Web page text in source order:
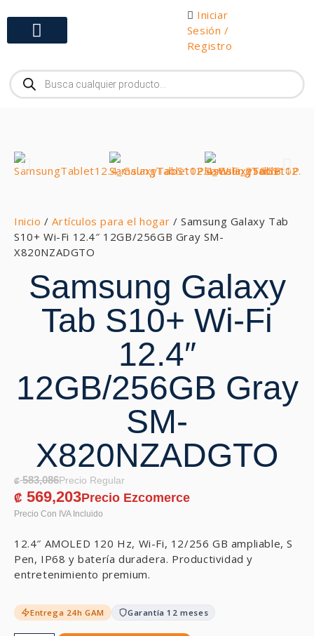
Iniciar
Sesión /
Registro
Inicio /Artículos para el hogar / Samsung Galaxy Tab
S10+ Wi-Fi 12.4″ 12GB/256GB Gray SM-
X820NZADGTO
Samsung Galaxy
Tab S10+ Wi-Fi
12.4″
12GB/256GB Gray
SM-
X820NZADGTO
₡583,086
₡ 569,203
12.4″ AMOLED 120 Hz, Wi-Fi, 12/256 GB ampliable, S
Pen, IP68 y batería duradera. Productividad y
entretenimiento premium.
Entrega 24h GAM Garantía 12 meses